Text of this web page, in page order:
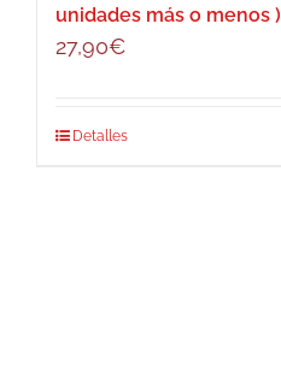
unidades más o menos )
27,90€
Detalles